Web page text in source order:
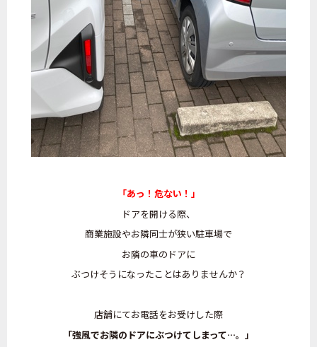
「あっ！危ない！」
ドアを開ける際、
商業施設やお隣同士が狭い駐車場で
お隣の車のドアに
ぶつけそうになったことはありませんか？
店舗にてお電話をお受けした際
「強風でお隣のドアにぶつけてしまって…。」